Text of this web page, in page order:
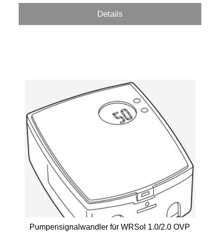
Details
Pumpensignalwandler für WRSol 1.0/2.0 OVP